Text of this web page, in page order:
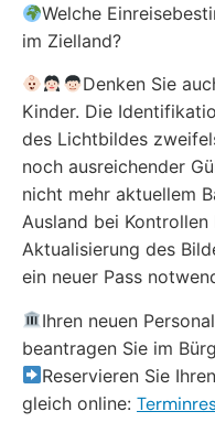
Welche
im Zielland?
Denken Sie
Kinder. Die
des Lichtbildes
noch ausreichender
nicht mehr aktuellem
Ausland bei
Aktualisierung des
ein neuer Pass
Ihren neuen
beantragen Sie im
Reservieren Sie
gleich online: